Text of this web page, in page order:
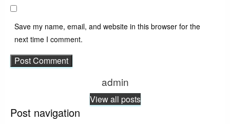
Save my name, email, and website in this browser for the
next time I comment.
admin
View all posts
Post navigation